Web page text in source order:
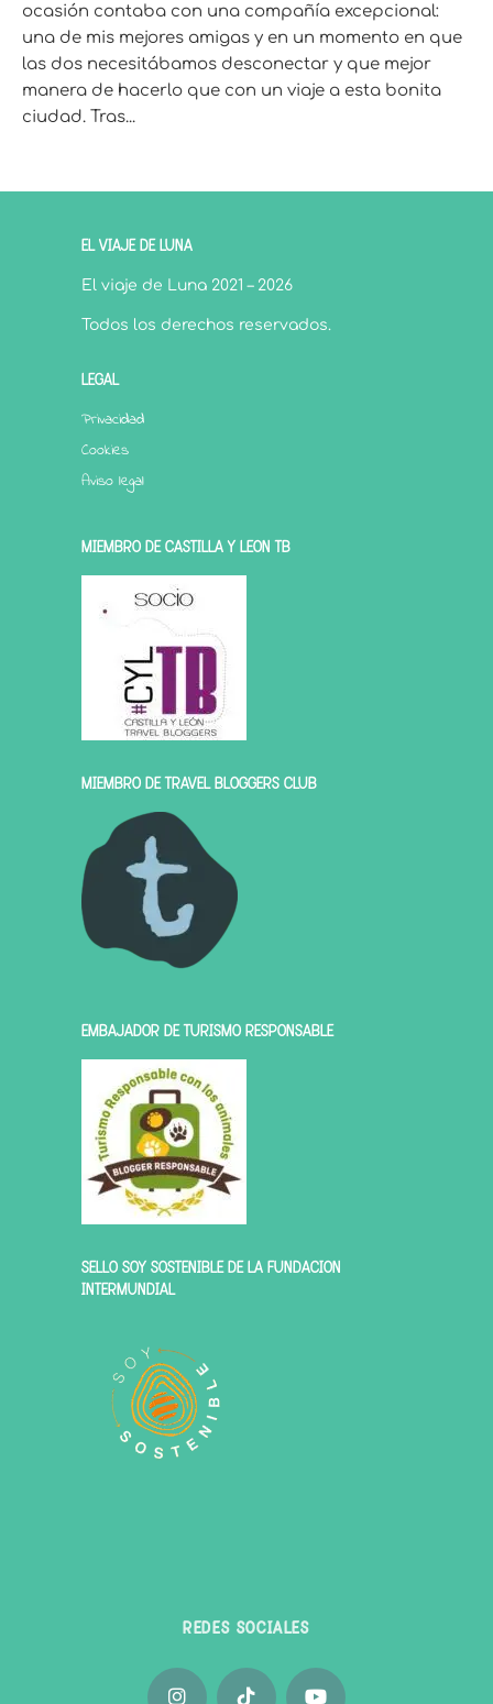
ocasión contaba con una compañía excepcional:
una de mis mejores amigas y en un momento en que
las dos necesitábamos desconectar y que mejor
manera de hacerlo que con un viaje a esta bonita
ciudad. Tras...
EL VIAJE DE LUNA
El viaje de Luna 2021 – 2026
Todos los derechos reservados.
LEGAL
Privacidad
Cookies
Aviso legal
MIEMBRO DE CASTILLA Y LEÓN TB
MIEMBRO DE TRAVEL BLOGGERS CLUB
EMBAJADOR DE TURISMO RESPONSABLE
SELLO SOY SOSTENIBLE DE LA FUNDACIÓN
INTERMUNDIAL
REDES SOCIALES